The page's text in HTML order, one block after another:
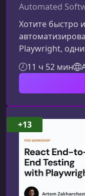
Automated
Хотите быстро
Playwright,
удобных
создан для
тесты с первых
возможности
Selenium.Что
охватывает
11 ч 52 мин
+13